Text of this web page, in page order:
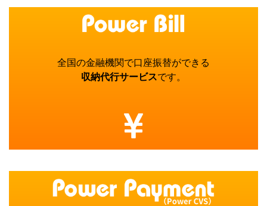
全国の金融機関で口座振替ができる
収納代行サービスです。